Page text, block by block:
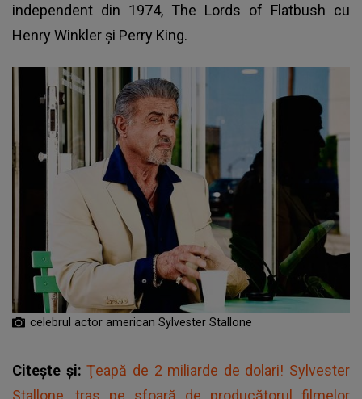
independent din 1974, The Lords of Flatbush cu
Henry Winkler și Perry King.
celebrul actor american Sylvester Stallone
Citește și:Ţeapă de 2 miliarde de dolari! Sylvester
Stallone, tras pe sfoară de producătorul filmelor